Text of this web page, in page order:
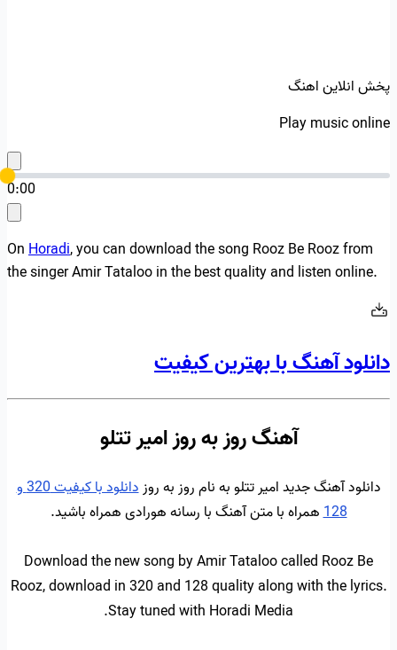
پخش انلاین اهنگ
Play music online
0:00
OnHoradi, you can download the song Rooz Be Rooz from
the singer Amir Tataloo in the best quality and listen online.
دانلود آهنگ با بهترین کیفیت
آهنگ روز به روز امیر تتلو
دانلود آهنگ جدید امیر تتلو به نام روز به روز
دانلود با کیفیت 320 و
128همراه با متن آهنگ با رسانه هورادی همراه باشید.
Download the new song by Amir Tataloo called Rooz Be
Rooz, download in 320 and 128 quality along with the lyrics.
Stay tuned with Horadi Media.